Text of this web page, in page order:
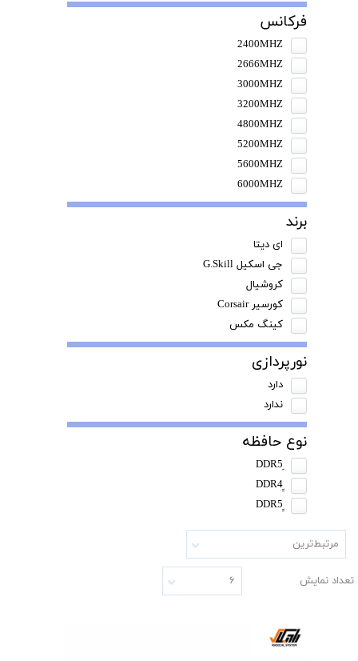
فرکانس
2400MHZ
2666MHZ
3000MHZ
3200MHZ
4800MHZ
5200MHZ
5600MHZ
6000MHZ
برند
ای دیتا
جی اسکیل G.Skill
کروشیال
کورسیر Corsair
کینگ مکس
نورپردازی
دارد
ندارد
نوع حافظه
مرتبط‌ترین
تعداد نمایش ۶